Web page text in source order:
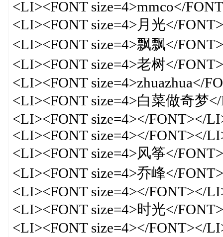
<LI><FONT size=4>mmco</
<LI><FONT size=4>月光</
<LI><FONT size=4>飘飘</
<LI><FONT size=4>老树</
<LI><FONT size=4>zhuazhua</
<LI><FONT size=4>白菜做奇梦
<LI><FONT size=4></FONT></
<LI><FONT size=4></FONT></
<LI><FONT size=4>风筝</
<LI><FONT size=4>乔峰</
<LI><FONT size=4></FONT></
<LI><FONT size=4>时光</
<LI><FONT size=4></FONT></